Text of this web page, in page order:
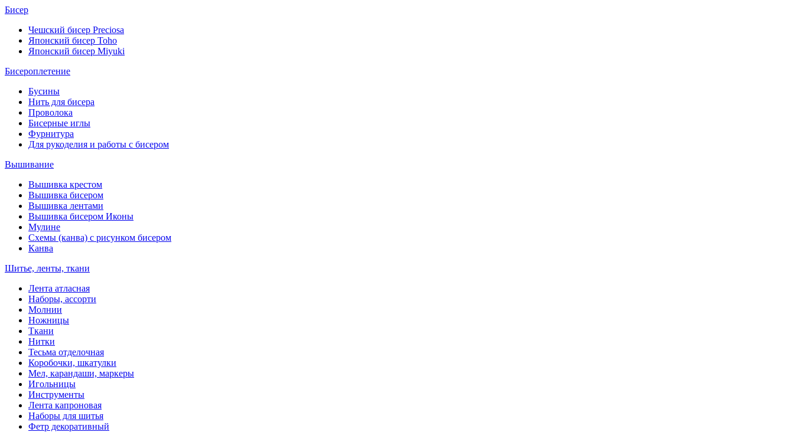
Бисер
Чешский бисер Preciosa
Японский бисер Toho
Японский бисер Miyuki
Бисероплетение
Бусины
Нить для бисера
Проволока
Бисерные иглы
Фурнитура
Для рукоделия и работы с бисером
Вышивание
Вышивка крестом
Вышивка бисером
Вышивка лентами
Вышивка бисером Иконы
Мулине
Схемы (канва) с рисунком бисером
Канва
Шитье, ленты, ткани
Лента атласная
Наборы, ассорти
Молнии
Ножницы
Ткани
Нитки
Тесьма отделочная
Коробочки, шкатулки
Мел, карандаши, маркеры
Игольницы
Инструменты
Лента капроновая
Наборы для шитья
Фетр декоративный